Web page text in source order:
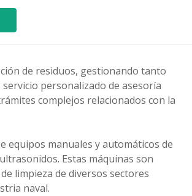
de residuos, gestionando tanto
personalizado de asesoría
complejos relacionados con la
equipos manuales y automáticos de
Estas máquinas son
limpieza de diversos sectores
naval.